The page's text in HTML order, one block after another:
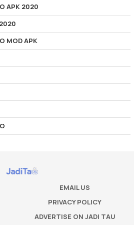
APK 2020
MOD APK
EMAIL US
PRIVACY POLICY
ADVERTISE ON JADI TAU